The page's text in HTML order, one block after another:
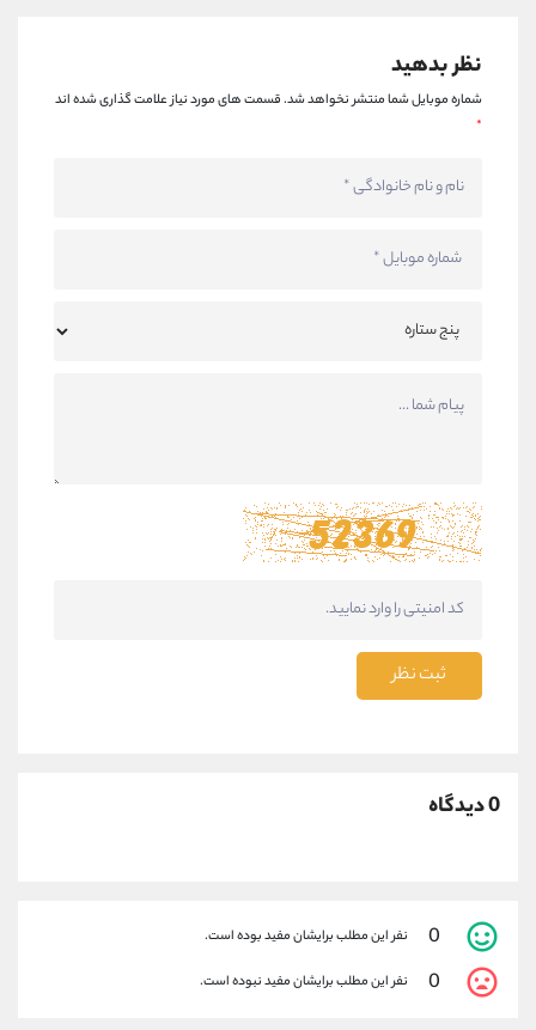
نظر بدهید
شماره موبایل شما منتشر نخواهد شد.قسمت های مورد نیاز علامت گذاری شده اند
*
ثبت نظر
0 دیدگاه
0 نفر این مطلب برایشان مفید بوده است.
0 نفر این مطلب برایشان مفید نبوده است.